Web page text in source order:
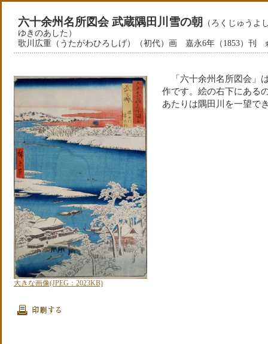
六十余州名所図会 武蔵隅田川雪の朝
（ろくじゅうよ
ゆきのあした）
歌川広重（うたがわひろしげ）（初代）画 嘉永6年（1853）刊
大きな画像(JPEG：2023KB)
「六十余州名所図会」
作です。絵の右下にある
あたりは隅田川を一望で